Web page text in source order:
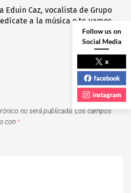
Eduin Caz, vocalista de Grupo
a la música o te vamos
no será publicada. Los campos
con *
Follow us on
Social Media
x
facebook
instagram